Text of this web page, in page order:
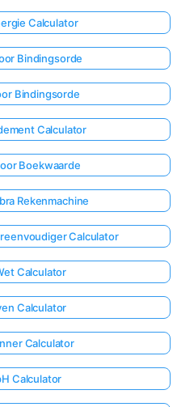
Calculator
Bindingsorde
Bindingsorde
Calculator
Boekwaarde
Rekenmachine
Calculator
Calculator
Calculator
Calculator
Calculator